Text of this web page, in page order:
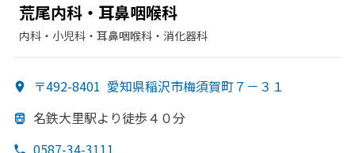
荒尾内科・耳鼻咽喉科
内科・​小児科・​耳鼻咽喉科・​消化器科
〒492-8401 愛知県稲沢市梅須賀町７－３１
名鉄大里駅より徒歩４０分
0587-34-3111